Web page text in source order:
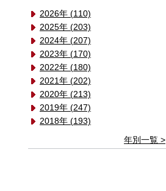
2026年 (110)
2025年 (203)
2024年 (207)
2023年 (170)
2022年 (180)
2021年 (202)
2020年 (213)
2019年 (247)
2018年 (193)
年別一覧 >